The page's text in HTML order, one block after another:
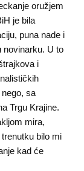
oružjem
je bila
puna nade i
novinarku. U to
i
sa
Trgu Krajine.
mira,
bilo mi
kad će